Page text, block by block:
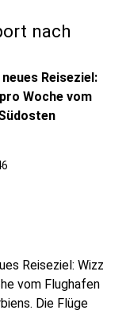
nach
Reiseziel:
Woche vom
Reiseziel: Wizz
vom Flughafen
Die Flüge